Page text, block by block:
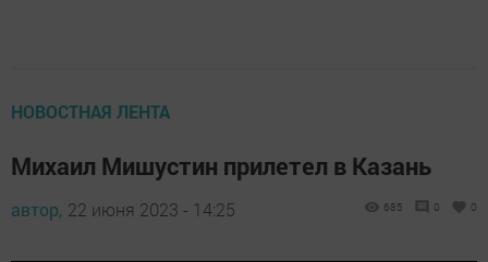
НОВОСТНАЯ ЛЕНТА
Михаил Мишустин прилетел в Казань
автор, 22 июня 2023 - 14:25 685 0 0